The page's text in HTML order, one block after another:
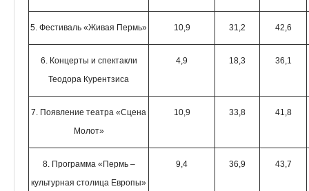
5. Фестиваль «Живая Пермь» 10,9 31,2 42,6
6. Концерты и спектакли
Теодора Курентзиса
4,9 18,3 36,1
7. Появление театра «Сцена
Молот»
10,9 33,8 41,8
8. Программа «Пермь –
культурная столица Европы»
9,4 36,9 43,7